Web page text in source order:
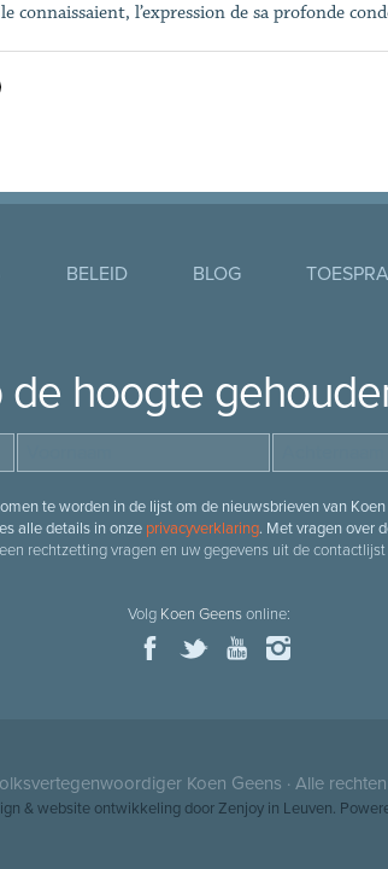
connaissaient, l’expression de sa profonde
BELEID BLOG
de hoogte
te worden in de lijst om de nieuwsbrieven van
alle details in onze privacyverklaring. Met vragen over
rechtzetting vragen en uw gegevens uit de
Volg Koen Geensonline:
Koen Geens · Alle
&website ontwikkelingdoor Zenjoy in Leuven.